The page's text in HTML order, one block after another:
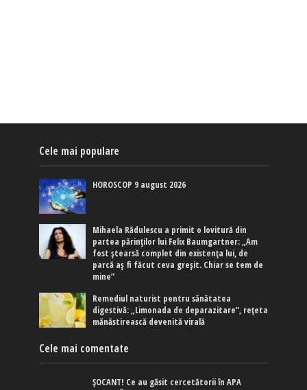
Cele mai populare
HOROSCOP 9 august 2026
Mihaela Rădulescu a primit o lovitură din
partea părinților lui Felix Baumgartner: „Am
fost ștearsă complet din existența lui, de
parcă aș fi făcut ceva greșit. Chiar se tem de
mine”
Remediul naturist pentru sănătatea
digestivă: „Limonada de deparazitare”, rețeta
mănăstirească devenită virală
Cele mai comentate
ȘOCANT! Ce au găsit cercetătorii în APA